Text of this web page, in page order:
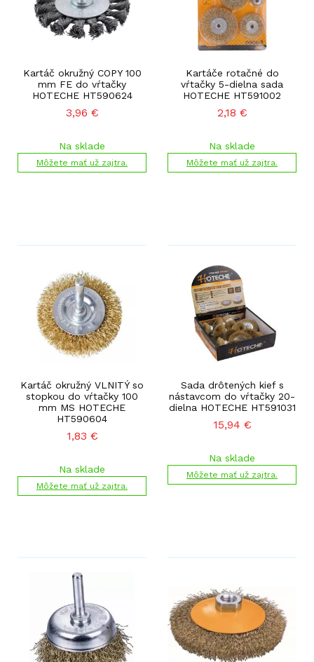
Kartáč okružný COPY 100
mm FE do vŕtačky
HOTECHE HT590624
3,96 €
Na sklade
Môžete mať už zajtra.
Kartáče rotačné do
vŕtačky 5-dielna sada
HOTECHE HT591002
2,18 €
Na sklade
Môžete mať už zajtra.
Kartáč okružný VLNITÝ so
stopkou do vŕtačky 100
mm MS HOTECHE
HT590604
1,83 €
Na sklade
Môžete mať už zajtra.
Sada drôtených kief s
nástavcom do vŕtačky 20-
dielna HOTECHE HT591031
15,94 €
Na sklade
Môžete mať už zajtra.